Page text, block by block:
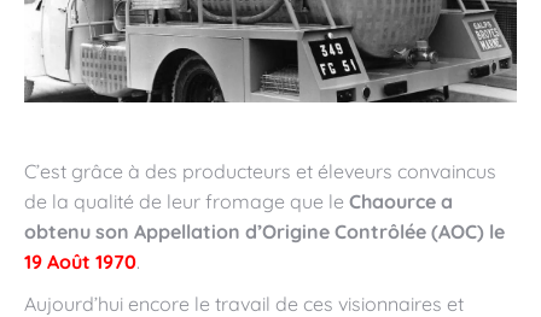
C’est grâce à des producteurs et éleveurs convaincus
de la qualité de leur fromage que le Chaource a
obtenu son Appellation d’Origine Contrôlée (AOC) le
19 Août 1970.
Aujourd’hui encore le travail de ces visionnaires et